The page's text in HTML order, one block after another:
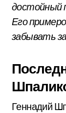
достойный
Его
забывать
Геннадий